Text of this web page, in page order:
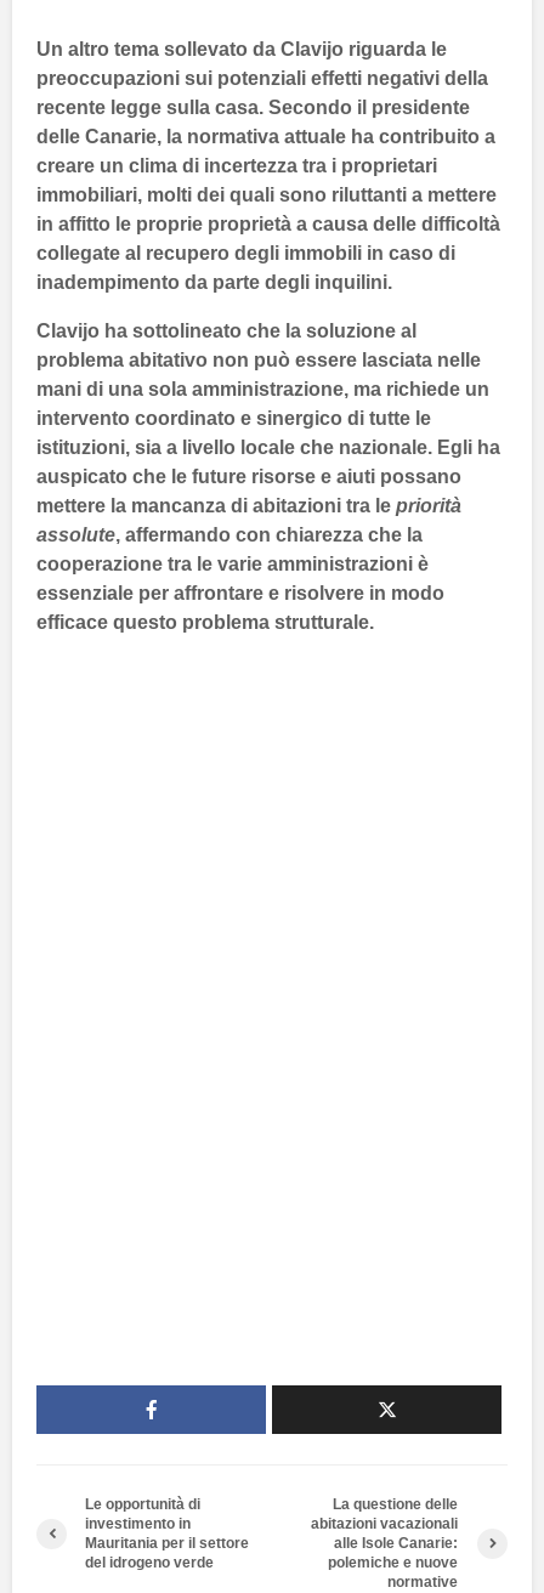
Un altro tema sollevato da Clavijo riguarda le
preoccupazioni sui potenziali effetti negativi della
recente legge sulla casa. Secondo il presidente
delle Canarie, la normativa attuale ha contribuito a
creare un clima di incertezza tra i proprietari
immobiliari, molti dei quali sono riluttanti a mettere
in affitto le proprie proprietà a causa delle difficoltà
collegate al recupero degli immobili in caso di
inadempimento da parte degli inquilini.
Clavijo ha sottolineato che la soluzione al
problema abitativo non può essere lasciata nelle
mani di una sola amministrazione, ma richiede un
intervento coordinato e sinergico di tutte le
istituzioni, sia a livello locale che nazionale. Egli ha
auspicato che le future risorse e aiuti possano
mettere la mancanza di abitazioni tra le priorità
assolute, affermando con chiarezza che la
cooperazione tra le varie amministrazioni è
essenziale per affrontare e risolvere in modo
efficace questo problema strutturale.
Le opportunità di
investimento in
Mauritania per il settore
del idrogeno verde
La questione delle
abitazioni vacazionali
alle Isole Canarie:
polemiche e nuove
normative